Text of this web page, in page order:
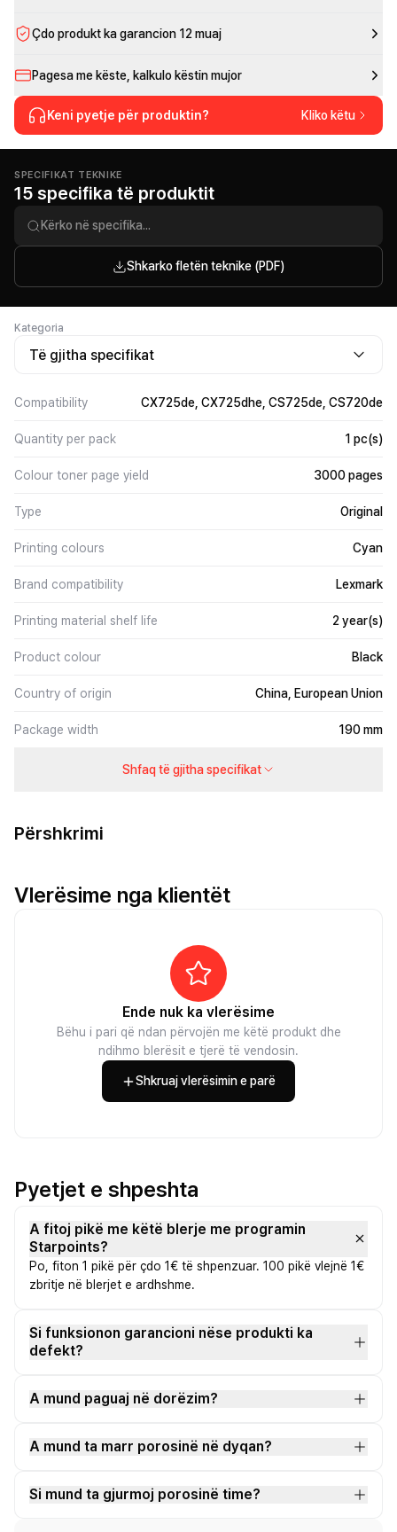
Çdo produkt ka garancion 12 muaj
Pagesa me këste, kalkulo këstin mujor
Keni pyetje për produktin? Kliko këtu
SPECIFIKAT TEKNIKE
15 specifika të produktit
Shkarko fletën teknike (PDF)
Kategoria
Të gjitha specifikat
Compatibility CX725de, CX725dhe, CS725de, CS720de
Quantity per pack 1 pc(s)
Colour toner page yield 3000 pages
Type Original
Printing colours Cyan
Brand compatibility Lexmark
Printing material shelf life 2 year(s)
Product colour Black
Country of origin China, European Union
Package width 190 mm
Shfaq të gjitha specifikat
Përshkrimi
Vlerësime nga klientët
Ende nuk ka vlerësime
Bëhu i pari që ndan përvojën me këtë produkt dhe
ndihmo blerësit e tjerë të vendosin.
Shkruaj vlerësimin e parë
Pyetjet e shpeshta
A fitoj pikë me këtë blerje me programin
Starpoints?
Po, fiton 1 pikë për çdo 1€ të shpenzuar. 100 pikë vlejnë 1€
zbritje në blerjet e ardhshme.
Si funksionon garancioni nëse produkti ka
defekt?
A mund paguaj në dorëzim?
A mund ta marr porosinë në dyqan?
Si mund ta gjurmoj porosinë time?